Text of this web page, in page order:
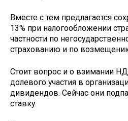
Вместе с тем предлагается
13% при налогообложении
частности по
страхованию и по
Стоит вопрос и о взимании
долевого участия в
дивидендов. Сейчас они
ставку.